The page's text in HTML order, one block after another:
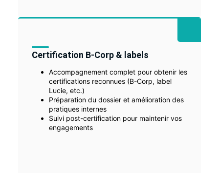
Certification B-Corp & labels
Accompagnement complet pour obtenir les
certifications reconnues (B-Corp, label
Lucie, etc.)
Préparation du dossier et amélioration des
pratiques internes
Suivi post-certification pour maintenir vos
engagements